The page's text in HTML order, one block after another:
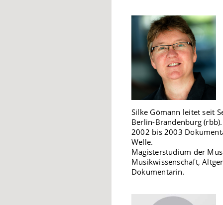
Silke Gömann leitet seit
Berlin-Brandenburg
2002 bis 2003
Welle.
Magisterstudium der
Musikwissenschaft,
Dokumentarin.